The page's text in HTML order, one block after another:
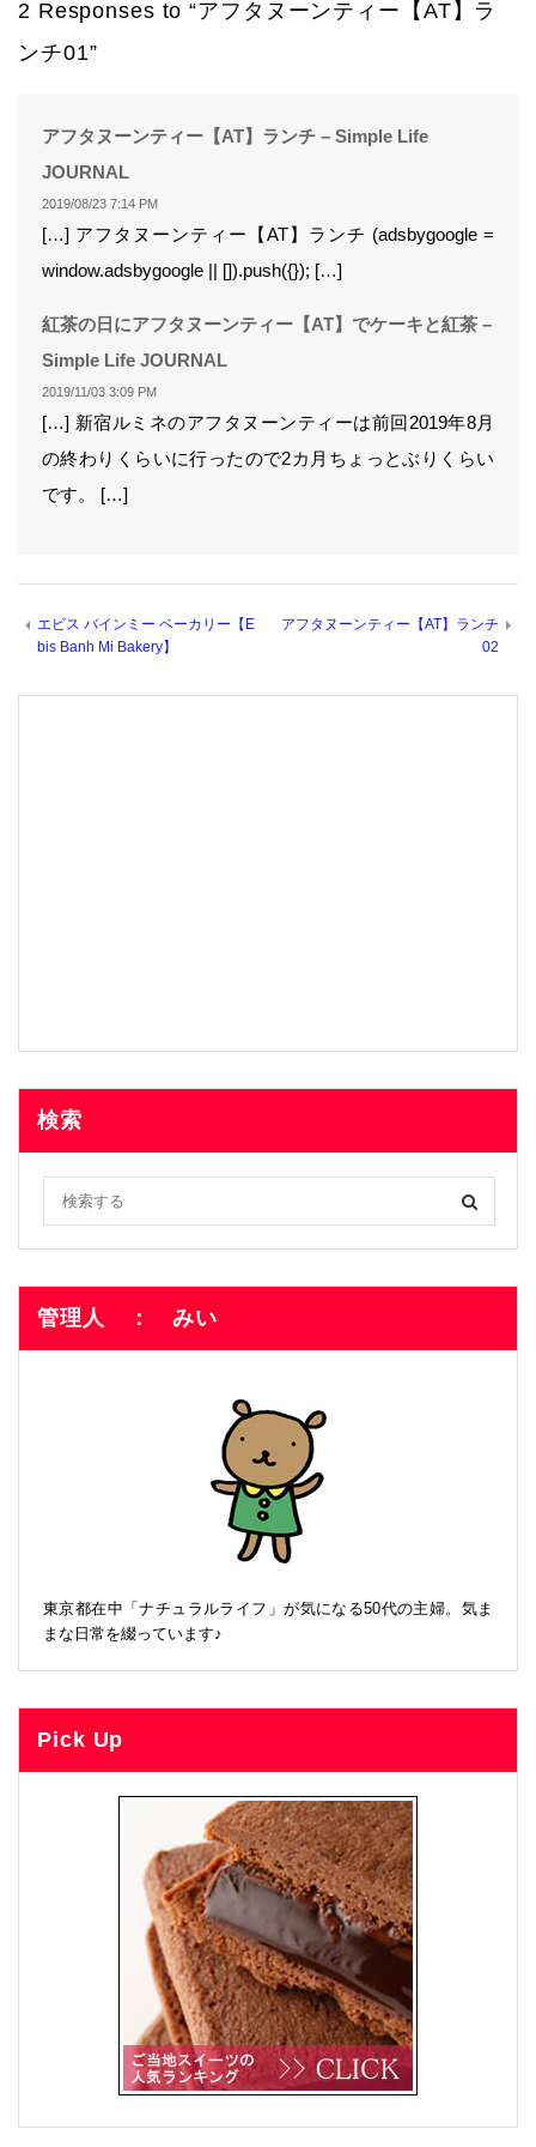
2 Responses to “アフタヌーンティー【AT】ラ
ンチ01”
アフタヌーンティー【AT】ランチ – Simple Life
JOURNAL
り:
2019/08/23 7:14 PM
[…] アフタヌーンティー【AT】ランチ (adsbygoogle =
window.adsbygoogle || []).push({}); […]
紅茶の日にアフタヌーンティー【AT】でケーキと紅茶 –
Simple Life JOURNAL
2019/11/03 3:09 PM
[…] 新宿ルミネのアフタヌーンティーは前回2019年8月
の終わりくらいに行ったので2カ月ちょっとぶりくらい
です。 […]
エビス バインミー ベーカリー【E
bis Banh Mi Bakery】
アフタヌーンティー【AT】ランチ
02
検索
管理人 ： みい
東京都在中「ナチュラルライフ」が気になる50代の主婦。気ま
まな日常を綴っています♪
Pick Up